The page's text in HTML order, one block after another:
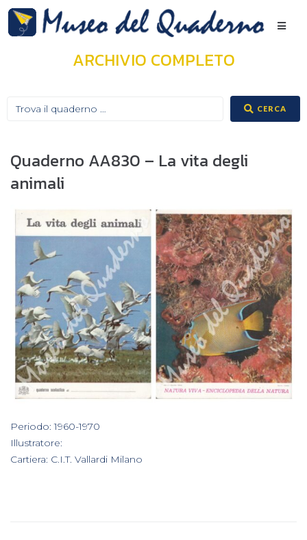
ARCHIVIO COMPLETO
CERCA
Quaderno AA830 – La vita degli
animali
Periodo: 1960-1970
Illustratore:
Cartiera: C.I.T. Vallardi Milano